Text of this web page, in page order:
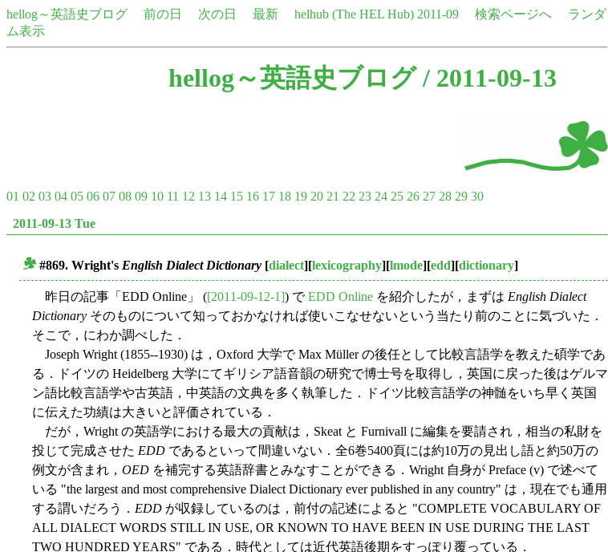
hellog～英語史ブログ 前の日 次の日 最新 helhub (The HEL Hub) 2011-09 検索ページへ
ランダ
ム表示
hellog～英語史ブログ/ 2011-09-13
01 02 03 04 05 06 07 08 09 10 11 12 13 14 15 16 17 18 19 20 21 22 23 24 25 26 27 28 29 30
2011-09-13 Tue
#869. Wright's English Dialect Dictionary [dialect][lexicography][lmode][edd][dictionary]
昨日の記事「EDD Online」 ([2011-09-12-1]) でEDD Online を紹介したが，まずは English Dialect
Dictionary そのものについて知っておかなければ使いこなせないという当たり前のことに気づいた．
そこで，にわか調べした．
Joseph Wright (1855--1930) は，Oxford 大学で Max Müller の後任として比較言語学を教えた碩学であ
る．ドイツの Heidelberg 大学にてギリシア語音韻の研究で博士号を取得し，英国に戻った後はゲルマ
ン語比較言語学や古英語，中英語の文典を多く執筆した．ドイツ比較言語学の神髄をいち早く英国
に伝えた功績は大きいと評価されている．
だが，Wright の英語学における最大の貢献は，Skeat と Furnivall に編集を要請され，相当の私財を
投じて完成させた EDD であるといって間違いない．全6巻5400頁には約10万の見出し語と約50万の
例文が含まれ， OED を補完する英語辞書とみなすことができる．Wright 自身が Preface (v) で述べて
いる "the largest and most comprehensive Dialect Dictionary ever published in any country" は，現在でも通用
する謂いだろう． EDD が収録しているのは，前付の記述によると "COMPLETE VOCABULARY OF
ALL DIALECT WORDS STILL IN USE, OR KNOWN TO HAVE BEEN IN USE DURING THE LAST
TWO HUNDRED YEARS" である．時代としては近代英語後期をすっぽり覆っている．